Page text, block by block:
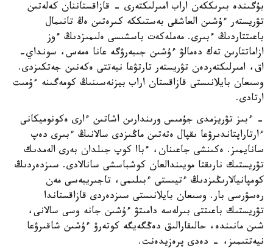
بۇگىندە بىرىككەن اراب امىرلىكتەرى - قازاقستاننان كەلەتىن
تۋريستەر ءۇشىن العاشقى بەستىككە كىرەتىن ەڭ تانىمال
باعىتتاردىڭ ءبىرى. مەملەكەت باسشىسى ەلىمىزدىڭ ءوز
ازاماتتارىن تەك دەمالۋ ءۇشىن جىبەرۋگە عانا ەمەس، سونداي-
اق، امىرلىكتەردەن تۋريستەر تارتۋعا نيەتتى ەكەنىن جەتكىزدى.
وسىعان بايلانىستى قازاقستان اراب بيزنەسىنىڭ كومەگىنە ءۇمىت
ارتادى.
- ءبىز تۋريزمدى جۇمىس ورىندارىن اشاتىن ءارى ەكونوميكانى
ءارتاراپتاندىرۋعا ىقپال ەتەتىن ماڭىزدى سالانىڭ ءبىرى دەپ
سانايمىز. ەكىنشى جاعىنان، ءباا كوپ جىلدان بەرى الەمدىك
تۋريستىك نارىقتا مويىندالعان كوشباسشى سانالادى. سىزدەردىڭ
كومپانيالارىڭىزدىڭ ءتيىستى ءبىلىمى، تاجىريبەسى مەن
رەسۋرسى بار. وسىعان بايلانىستى سىزدەردى قازاقستاندا
تۋريستىك باعىتتى بىرلەسە دامىتۋ ءۇشىن جانە وسى سالانى،
شىن مانىندە، حالىقارالىق دەڭگەيگە كوتەرۋ ءۇشىن شاقىرۋعا
نيەتتىمىز، - دەدى پرەزيدەنت.